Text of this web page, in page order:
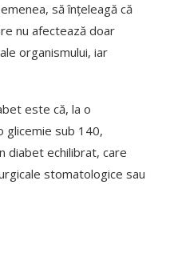
să înțeleagă că
nu afectează doar
organismului, iar
este că, la o
glicemie sub 140,
diabet echilibrat, care
stomatologice sau